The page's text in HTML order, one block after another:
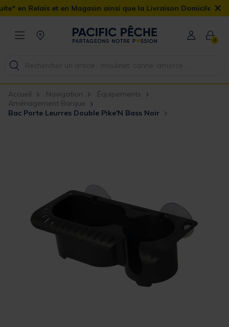
en Magasin ainsi que la Livraison Domicile offerte dès 90€×
0
Accueil Navigation
Équipements
Aménagement Barque
Bac Porte Leurres Double Pike'N Bass Noir